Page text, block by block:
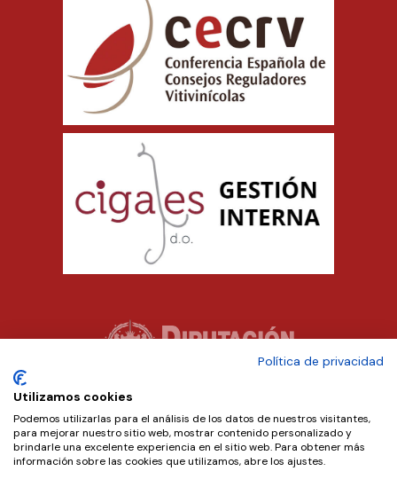
Política de privacidad
Utilizamos cookies
Podemos utilizarlas para el análisis de los datos de nuestros visitantes,
para mejorar nuestro sitio web, mostrar contenido personalizado y
brindarle una excelente experiencia en el sitio web. Para obtener más
información sobre las cookies que utilizamos, abre los ajustes.